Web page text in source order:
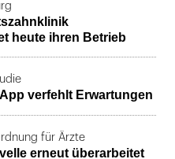
heute ihren Betrieb
verfehlt Erwartungen
für Ärzte
erneut überarbeitet